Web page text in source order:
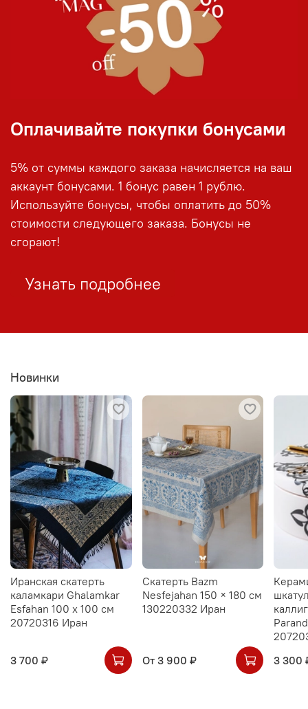
Оплачивайте покупки бонусами
5% от суммы каждого заказа начисляется на ваш
аккаунт бонусами. 1 бонус равен 1 рублю.
Используйте бонусы, чтобы оплатить до 50%
стоимости следующего заказа. Бонусы не
сгорают!
Узнать подробнее
Новинки
Иранская скатерть
каламкари Ghalamkar
Esfahan 100 х 100 см
20720316 Иран
3 700 ₽
Скатерть Bazm
Nesfejahan 150 × 180 см
130220332 Иран
От 3 900 ₽
3 300